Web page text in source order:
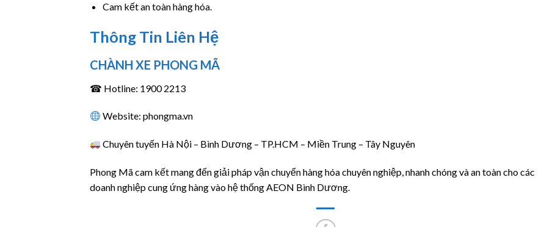
Cam kết an toàn hàng hóa.
Thông Tin Liên Hệ
CHÀNH XE PHONG MÃ
☎ Hotline: 1900 2213
Website: phongma.vn
Chuyên tuyến Hà Nội – Bình Dương – TP.HCM – Miền Trung – Tây Nguyên
Phong Mã cam kết mang đến giải pháp vận chuyển hàng hóa chuyên nghiệp, nhanh chóng và an toàn cho các
doanh nghiệp cung ứng hàng vào hệ thống AEON Bình Dương.